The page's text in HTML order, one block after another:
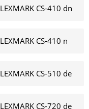
LEXMARK CS-410 dn
LEXMARK CS-410 n
LEXMARK CS-510 de
LEXMARK CS-720 de